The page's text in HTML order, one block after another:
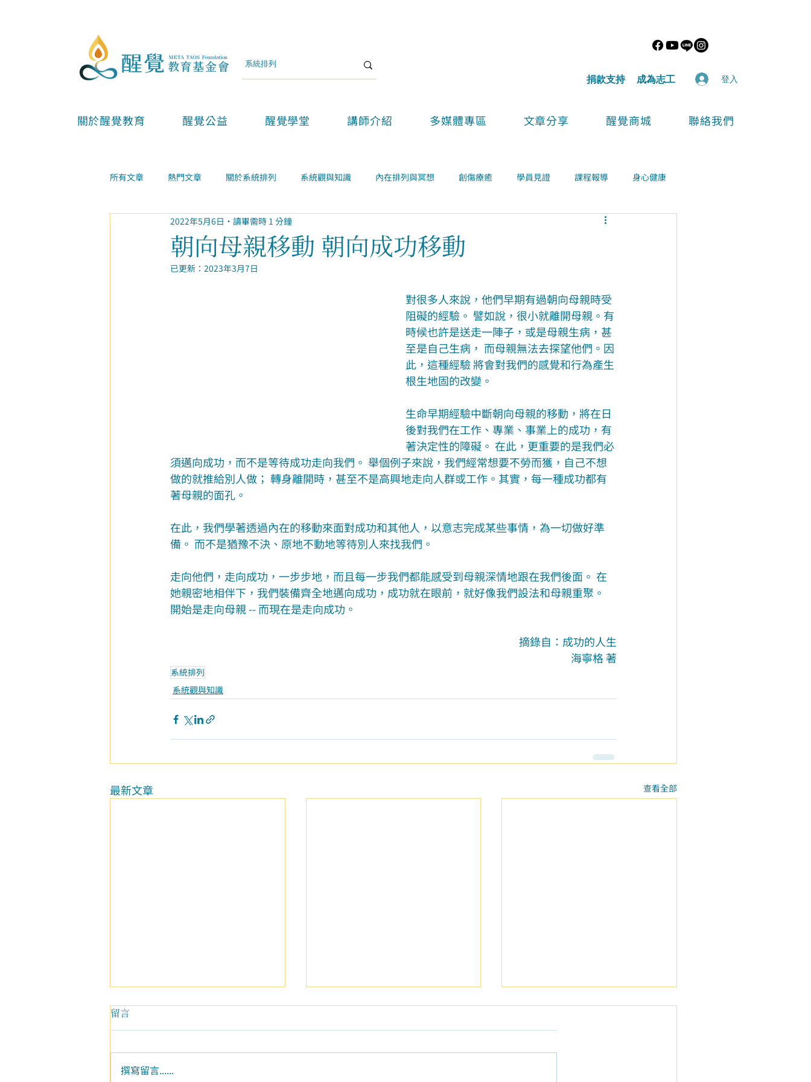
​捐款支持 ​成為志工 登入
關於醒覺教育 醒覺公益 醒覺學堂 講師介紹 多媒體專區 文章分享 醒覺商城 聯絡我們
所有文章 熱門文章 關於系統排列 系統觀與知識 內在排列與冥想 創傷療癒 學員見證 課程報導 身心健康
金錢事業 家庭關係
朝向母親移動 朝向成功移動
2022年5月6日 讀畢需時 1 分鐘
已更新： 2023年3月7日
對很多人來說，他們早期有過朝向母親時受
阻礙的經驗。 譬如說，很小就離開母親。有
時候也許是送走一陣子，或是母親生病，甚
至是自己生病， 而母親無法去探望他們。因
此，這種經驗 將會對我們的感覺和行為產生
根生地固的改變。
生命早期經驗中斷朝向母親的移動，將在日
後對我們在工作、專業、事業上的成功，有
著決定性的障礙。 在此，更重要的是我們必
須邁向成功，而不是等待成功走向我們。 舉個例子來說，我們經常想要不勞而獲，自己不想
做的就推給別人做； 轉身離開時，甚至不是高興地走向人群或工作。其實，每一種成功都有
著母親的面孔。
在此，我們學著透過內在的移動來面對成功和其他人，以意志完成某些事情，為一切做好準
備。 而不是猶豫不決、原地不動地等待別人來找我們。
走向他們，走向成功，一步步地，而且每一步我們都能感受到母親深情地跟在我們後面。 在
她親密地相伴下，我們裝備齊全地邁向成功，成功就在眼前，就好像我們設法和母親重聚。
開始是走向母親 -- 而現在是走向成功。
摘錄自：成功的人生
海寧格 著
系統排列
系統觀與知識
最新文章 查看全部
留言
撰寫留言......